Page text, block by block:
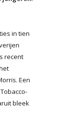
in tien
recent
Een
bleek